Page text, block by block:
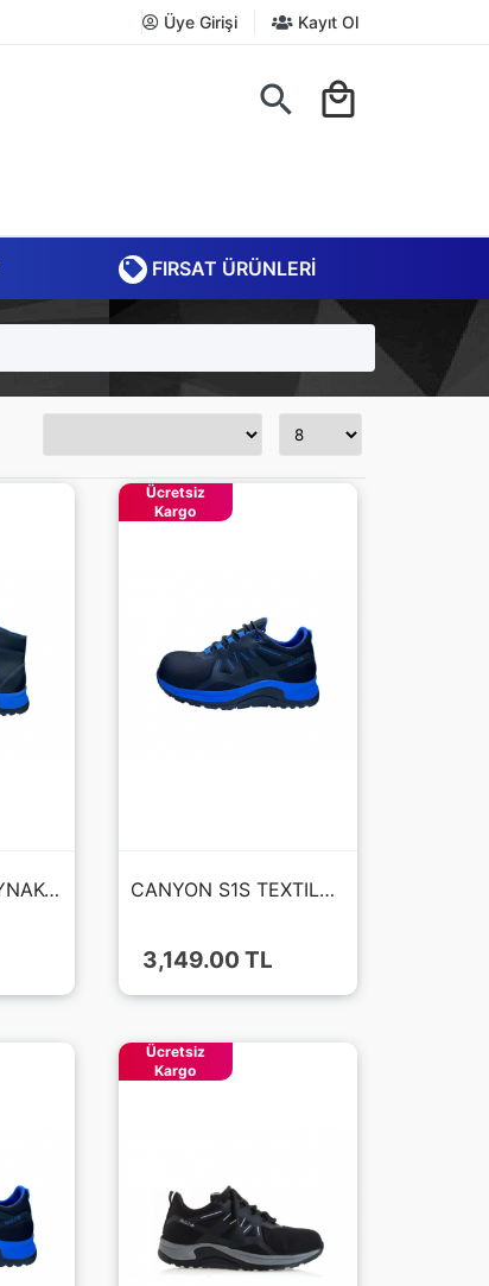
Üye Girişi Kayıt Ol
search local_mall
FIRSAT ÜRÜNLERI
TORCH X - B KAYNAKÇI S3S MİCROFIBER DERİ FIBERGLASS BURU KAT - HRO - BOT CANYON S1S TEXTILE AİR FİLE FIBERGLASS BURUN KAT - HRO - AYAKKABI
Ücretsiz
Kargo
3,149.00 TL
Ücretsiz
Kargo